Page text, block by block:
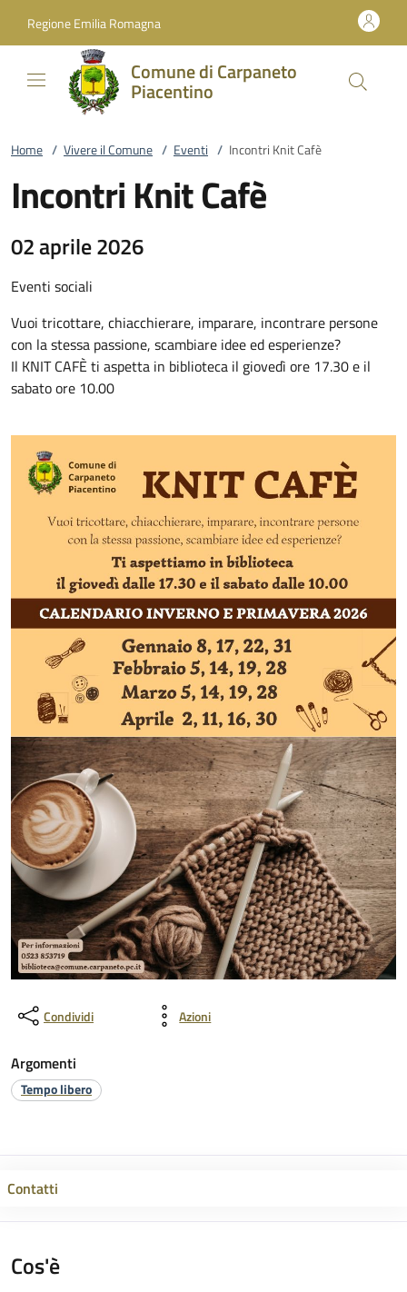
Regione Emilia Romagna
Comune di Carpaneto
Piacentino
Home / Vivere il Comune / Eventi / Incontri Knit Cafè
Incontri Knit Cafè
02 aprile 2026
Eventi sociali
Vuoi tricottare, chiacchierare, imparare, incontrare persone
con la stessa passione, scambiare idee ed esperienze?
Il KNIT CAFÈ ti aspetta in biblioteca il giovedì ore 17.30 e il
sabato ore 10.00
Condividi Azioni
Argomenti
Tempo libero
Contatti
Cos'è